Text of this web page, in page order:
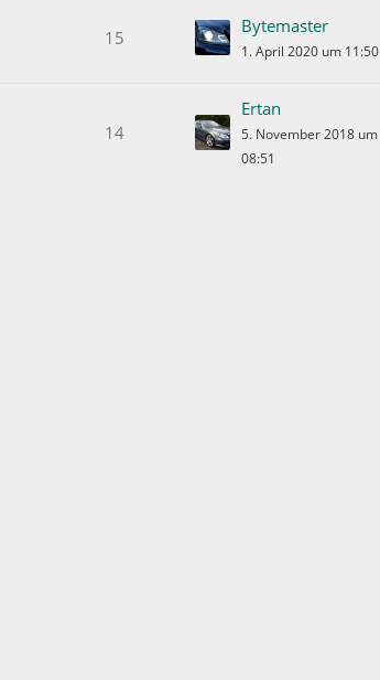
15
Bytemaster
1. April 2020 um 11:50
14
Ertan
5. November 2018 um
08:51